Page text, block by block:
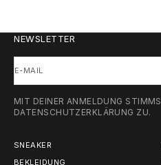
NEWSLETTER
E-MAIL
MIT DEINER ANMELDUNG
DATENSCHUTZERKLÄRUNG ZU.
SNEAKER
BEKLEIDUNG